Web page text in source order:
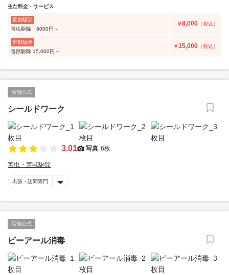
主な料金・サービス
害虫駆除
害虫駆除 8000円～
￥8,000 （税込）
害獣駆除
害獣駆除 15,000円～
￥15,000 （税込）
店舗公式
シールドワーク
3.01 写真 6枚
害虫・害獣駆除
出張・訪問専門
店舗公式
ビーアール消毒